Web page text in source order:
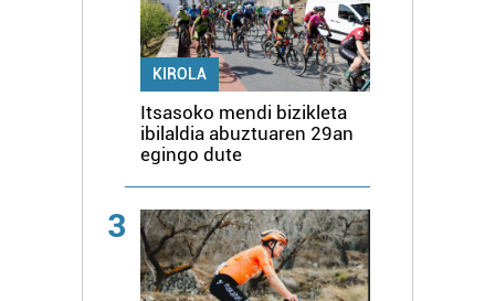
KIROLA
Itsasoko mendi bizikleta
ibilaldia abuztuaren 29an
egingo dute
3